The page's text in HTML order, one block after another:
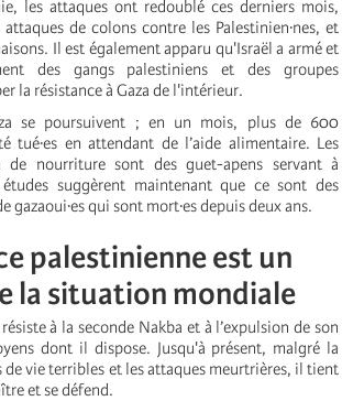
les attaques ont redoublé ces derniers mois,
de colons contre les Palestinien·nes, et
Il est également apparu qu'Israël a armé et
des gangs palestiniens et des groupes
la résistance à Gaza de l'intérieur.
se poursuivent ; en un mois, plus de 600
tué·es en attendant de l’aide alimentaire. Les
nourriture sont des guet-apens servant à
études suggèrent maintenant que ce sont des
gazaoui·es qui sont mort·es depuis deux ans.
palestinienne est un
la situation mondiale
à la seconde Nakba et à l’expulsion de son
dont il dispose. Jusqu'à présent, malgré la
vie terribles et les attaques meurtrières, il tient
et se défend.